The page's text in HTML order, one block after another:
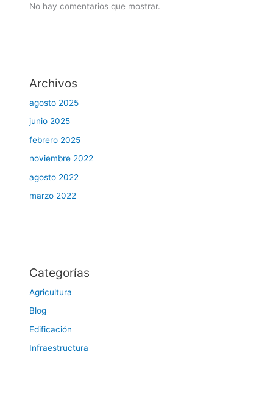
No hay comentarios que mostrar.
Archivos
agosto 2025
junio 2025
febrero 2025
noviembre 2022
agosto 2022
marzo 2022
Categorías
Agricultura
Blog
Edificación
Infraestructura